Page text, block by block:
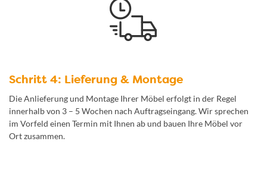
Schritt 4: Lieferung & Montage
Die Anlieferung und Montage Ihrer Möbel erfolgt in der Regel
innerhalb von 3 – 5 Wochen nach Auftragseingang. Wir sprechen
im Vorfeld einen Termin mit Ihnen ab und bauen Ihre Möbel vor
Ort zusammen.